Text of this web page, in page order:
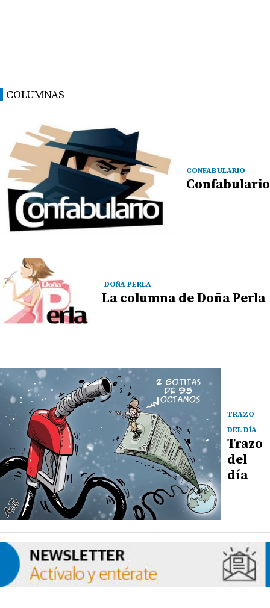
COLUMNAS
CONFABULARIO
Confabulario
DOÑA PERLA
La columna de Doña Perla
TRAZO
DEL DÍA
Trazo
del
día